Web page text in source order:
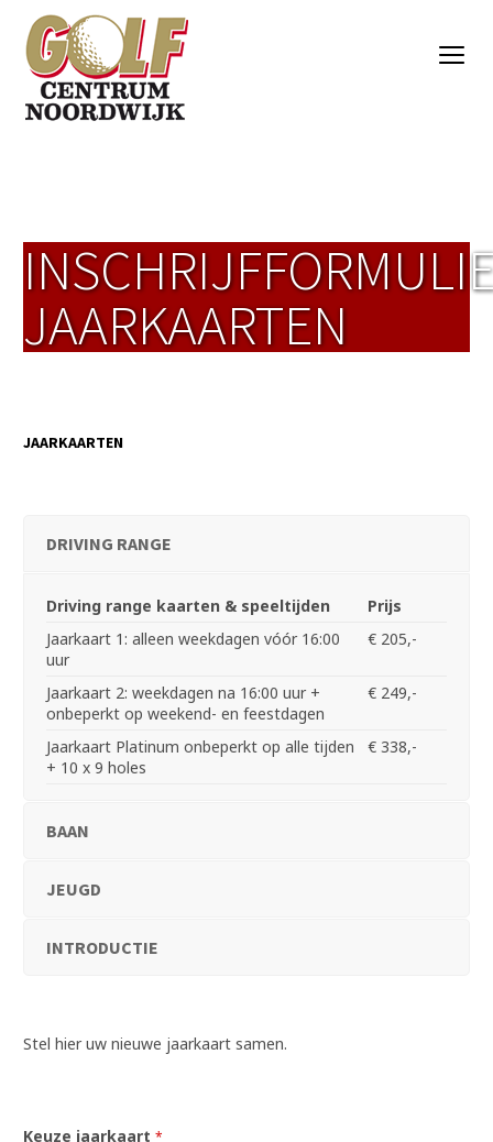
JAARKAARTEN
JAARKAARTEN
DRIVING RANGE
Driving range kaarten & speeltijden
Prijs
Jaarkaart 1: alleen weekdagen vóór 16:00
uur
€ 205,-
Jaarkaart 2: weekdagen na 16:00 uur +
onbeperkt op weekend- en feestdagen
€ 249,-
Jaarkaart Platinum onbeperkt op alle tijden
+ 10 x 9 holes
€ 338,-
BAAN
JEUGD
INTRODUCTIE
Stel hier uw nieuwe jaarkaart samen.
Keuze jaarkaart *